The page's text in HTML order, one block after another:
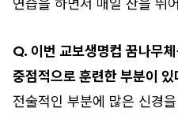
연습을 하면서 매일 산을 뛰
Q. 이번 교보생명컵 꿈나무
중점적으로 훈련한 부분이
전술적인 부분에 많은 신경